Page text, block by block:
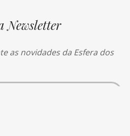
Newsletter
as novidades da Esfera dos